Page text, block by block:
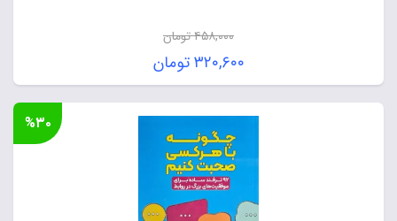
۴۵۸,۰۰۰تومان
قیمت
اصلی:
۴۵۸,۰۰۰ تومان
بود.
۳۲۰,۶۰۰تومان
قیمت
فعلی:
۳۲۰,۶۰۰ تومان.
%۳۰